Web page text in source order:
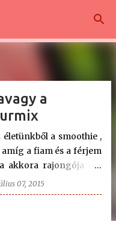
a
a smoothie ,
a fiam és a férjem
akkora rajongója lett
azt is nehezen bírja
hogy pillanatok
07, 2015